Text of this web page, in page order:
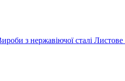
з нержавіючої сталі Листове